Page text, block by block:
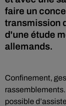
faire un
transmission
d'une étude
allemands.
Confinement,
possible